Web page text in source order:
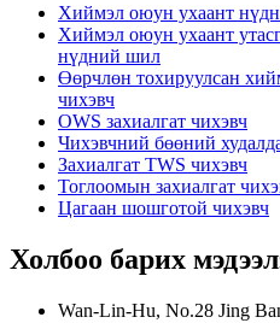
Хиймэл оюун ухаант
Хиймэл оюун ухаант
нүдний шил
Өөрчлөн тохируулсан
чихэвч
OWS захиалгат чихэвч
Чихэвчний бөөний
Захиалгат TWS чихэвч
Тоглоомын захиалгат
Цагаан шошготой чихэвч
Холбоо барих
Wan-Lin-Hu, No.28 Jing